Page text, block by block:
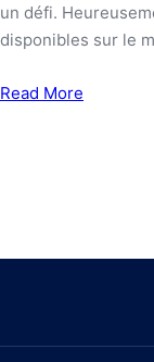
un défi.
disponibles sur le
Read More